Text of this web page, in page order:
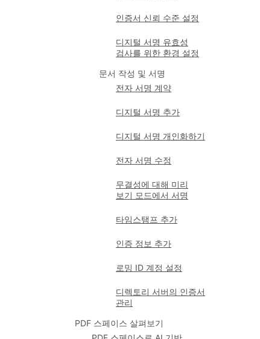
인증서 신뢰 수준 설정
디지털 서명 유효성
검사를 위한 환경 설정
문서 작성 및 서명
전자 서명 계약
디지털 서명 추가
디지털 서명 개인화하기
전자 서명 수정
무결성에 대해 미리
보기 모드에서 서명
타임스탬프 추가
인증 정보 추가
로밍 ID 계정 설정
디렉토리 서버의 인증서
관리
PDF 스페이스 살펴보기